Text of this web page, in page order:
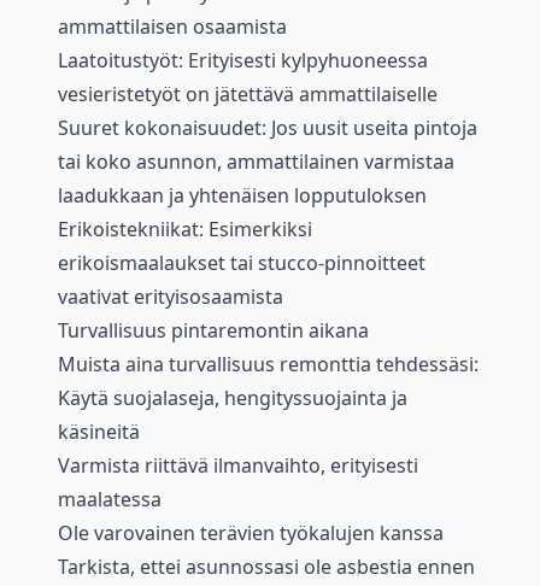
ammattilaisen osaamista
Laatoitustyöt: Erityisesti kylpyhuoneessa
vesieristetyöt on jätettävä ammattilaiselle
Suuret kokonaisuudet: Jos uusit useita pintoja
tai koko asunnon, ammattilainen varmistaa
laadukkaan ja yhtenäisen lopputuloksen
Erikoistekniikat: Esimerkiksi
erikoismaalaukset tai stucco-pinnoitteet
vaativat erityisosaamista
Turvallisuus pintaremontin aikana
Muista aina turvallisuus remonttia tehdessäsi:
Käytä suojalaseja, hengityssuojainta ja
käsineitä
Varmista riittävä ilmanvaihto, erityisesti
maalatessa
Ole varovainen terävien työkalujen kanssa
Tarkista, ettei asunnossasi ole asbestia ennen